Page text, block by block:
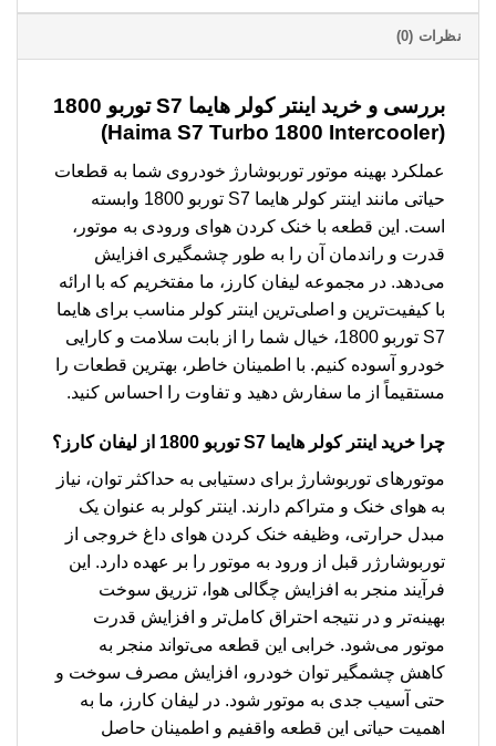
نظرات (0)
بررسی و خرید
اینتر کولر هایما S7 توربو 1800
(Haima S7 Turbo 1800 Intercooler)
عملکرد بهینه موتور توربوشارژ خودروی شما به قطعات
حیاتی مانند اینتر کولر هایما S7 توربو 1800 وابسته
است. این قطعه با خنک کردن هوای ورودی به موتور،
قدرت و راندمان آن را به طور چشمگیری افزایش
می‌دهد. در مجموعه لیفان کارز، ما مفتخریم که با ارائه
با کیفیت‌ترین و اصلی‌ترین اینتر کولر مناسب برای هایما
S7 توربو 1800، خیال شما را از بابت سلامت و کارایی
خودرو آسوده کنیم. با اطمینان خاطر، بهترین قطعات را
مستقیماً از ما سفارش دهید و تفاوت را احساس کنید.
چرا خرید اینتر کولر هایما S7 توربو 1800
از لیفان کارز؟
موتورهای توربوشارژ برای دستیابی به حداکثر توان، نیاز
به هوای خنک و متراکم دارند. اینتر کولر به عنوان یک
مبدل حرارتی، وظیفه خنک کردن هوای داغ خروجی از
توربوشارژر قبل از ورود به موتور را بر عهده دارد. این
فرآیند منجر به افزایش چگالی هوا، تزریق سوخت
بهینه‌تر و در نتیجه احتراق کامل‌تر و افزایش قدرت
موتور می‌شود. خرابی این قطعه می‌تواند منجر به
کاهش چشمگیر توان خودرو، افزایش مصرف سوخت و
حتی آسیب جدی به موتور شود. در لیفان کارز، ما به
اهمیت حیاتی این قطعه واقفیم و اطمینان حاصل